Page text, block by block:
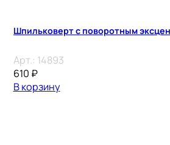
Шпильковерт с поворотным
Арт.: 14893
610 ₽
В корзину